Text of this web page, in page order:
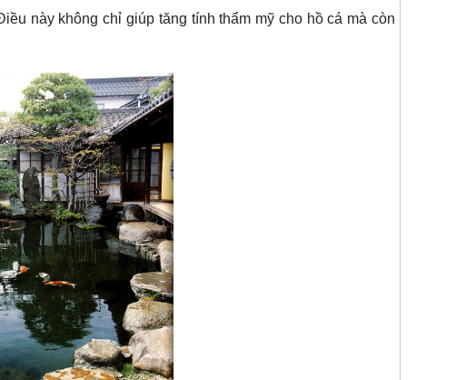
này không chỉ giúp tăng tính thẩm mỹ cho hồ cá mà còn